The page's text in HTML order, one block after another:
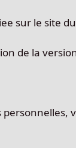
sur le site
de la